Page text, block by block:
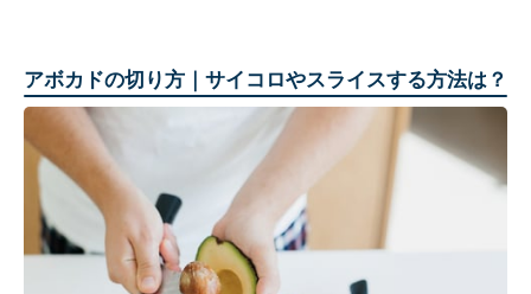
アボカドの切り方｜サイコロやスライスする方法は？